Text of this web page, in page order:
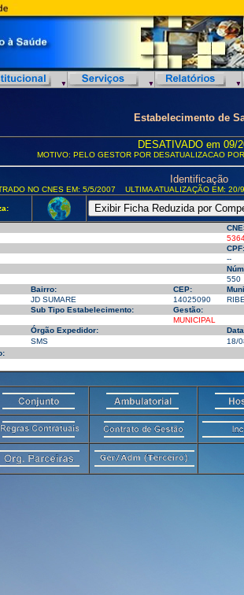
Estabelecimento de
DESATIVADO em 09/
MOTIVO: PELO GESTOR POR DESATUALIZACAO
Identificação
NO CNES EM: 5/5/2007 ULTIMA ATUALIZAÇÃO EM:
CPF:
--
550
Bairro: CEP:
JD SUMARE 14025090
Sub Tipo Estabelecimento:
Gestão:
MUNICIPAL
Órgão Expedidor:
SMS
18/